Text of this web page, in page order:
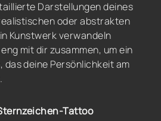
Darstellungen deines
oder abstrakten
Kunstwerk verwandeln
mit dir zusammen, um ein
das deine Persönlichkeit am
Tattoo